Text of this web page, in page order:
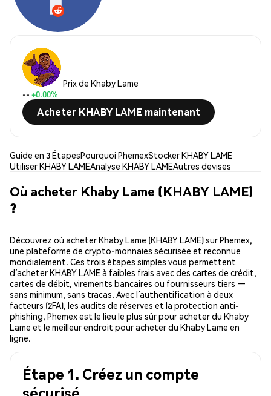
Prix de Khaby Lame
-- +0.00%
Acheter KHABY LAME maintenant
Guide en 3 ÉtapesPourquoi PhemexStocker KHABY LAME
Utiliser KHABY LAMEAnalyse KHABY LAMEAutres devises
Où acheter Khaby Lame (KHABY LAME)
?
Découvrez où acheter Khaby Lame (KHABY LAME) sur Phemex,
une plateforme de crypto-monnaies sécurisée et reconnue
mondialement. Ces trois étapes simples vous permettent
d’acheter KHABY LAME à faibles frais avec des cartes de crédit,
cartes de débit, virements bancaires ou fournisseurs tiers —
sans minimum, sans tracas. Avec l’authentification à deux
facteurs (2FA), les audits de réserves et la protection anti-
phishing, Phemex est le lieu le plus sûr pour acheter du Khaby
Lame et le meilleur endroit pour acheter du Khaby Lame en
ligne.
Étape 1. Créez un compte